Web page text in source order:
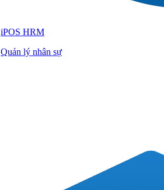
iPOS HRM
Quản lý nhân sự